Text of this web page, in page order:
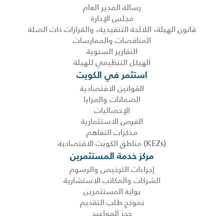
رسالة المدير العام
مجلس الإدارة
قانون الهيئة، اللائحة التنفيذية، والقرارات ذات الصلة
المناقصات والممارسات
التقارير السنوية
الهيكل التنظيمي للهيئة
استثمر في الكويت
القوانين الاقتصادية
الضمانات والمزايا
الإحصائيات
الفرص الاستثمارية
مذكرات التفاهم
(KEZs) مناطق الكويت الاقتصادية
مركز خدمة المستثمرين
إجراءات الترخيص والرسوم
الشركات والمكاتب الاستشارية
بوابة المستثمرين
نموذج طلب التقديم
حجز المواعيد